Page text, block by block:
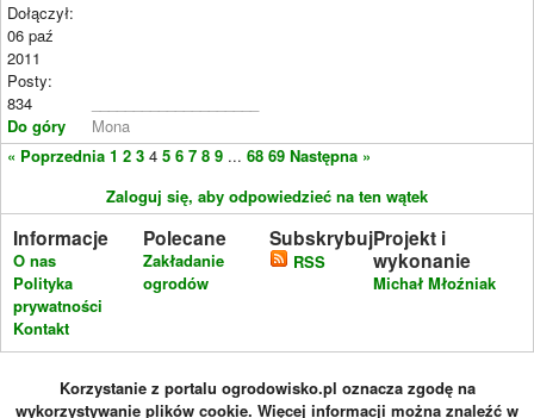
Dołączył:
06 paź
2011
Posty:
834
Do góry
Mona
« Poprzednia 1 2 3 4 5 6 7 8 9 ... 68 69 Następna »
Zaloguj się, aby odpowiedzieć na ten wątek
Informacje
O nas
Polityka
prywatności
Kontakt
Polecane
Zakładanie
ogrodów
Subskrybuj
RSS
Projekt i
wykonanie
Michał Młoźniak
Korzystanie z portalu ogrodowisko.pl oznacza zgodę na
wykorzystywanie plików cookie. Więcej informacji można znaleźć w